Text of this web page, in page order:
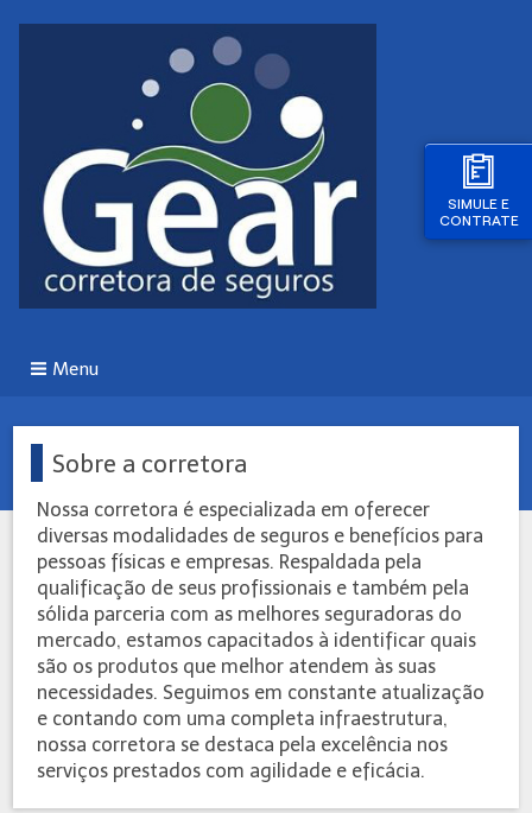
SIMULE E
CONTRATE
Menu
Sobre a corretora
Nossa corretora é especializada em oferecer
diversas modalidades de seguros e benefícios para
pessoas físicas e empresas. Respaldada pela
qualificação de seus profissionais e também pela
sólida parceria com as melhores seguradoras do
mercado, estamos capacitados à identificar quais
são os produtos que melhor atendem às suas
necessidades. Seguimos em constante atualização
e contando com uma completa infraestrutura,
nossa corretora se destaca pela excelência nos
serviços prestados com agilidade e eficácia.